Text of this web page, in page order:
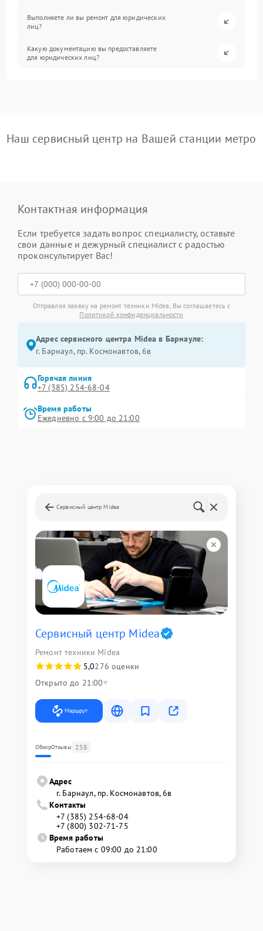
Выполняете ли вы ремонт для юридических
лиц?
Какую документацию вы предоставляете
для юридических лиц?
Наш сервисный центр на Вашей станции метро
Контактная информация
Если требуется задать вопрос специалисту, оставьте
свои данные и дежурный специалист с радостью
проконсультирует Вас!
Отправляя заявку на ремонт техники Midea, Вы соглашаетесь с
Политикой конфиденциальности
Адрес сервисного центра Midea в Барнауле:
г. Барнаул, ​пр. Космонавтов, 6в
Горячая линия
+7 (385) 254-68-04
Время работы
Ежедневно с 9:00 до 21:00
Сервисный центр Midea
Сервисный центр Midea
Ремонт техники Midea
5,0276 оценки
Открыто до 21:00
Маршрут
ОбзорОтзывы 258
Адрес
г. Барнаул, ​пр. Космонавтов, 6в
Контакты
+7 (385) 254-68-04
+7 (800) 302-71-75
Время работы
Работаем с 09:00 до 21:00